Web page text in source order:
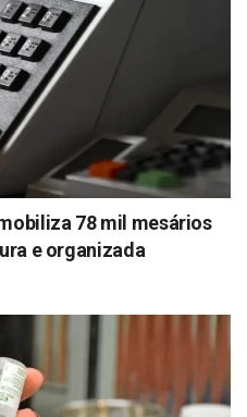
78 mil mesários
e organizada